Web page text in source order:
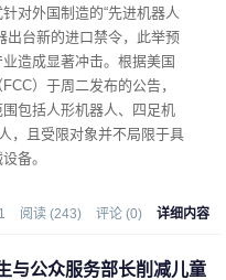
对外国制造的“先进机器人
出台新的进口禁令，此举预
造成显著冲击。根据美国
）于周二发布的公告，
包括人形机器人、四足机
，且受限对象并不局限于具
备。
阅读 (243) 评论 (0) 详细内容
与公众服务部长削减儿童